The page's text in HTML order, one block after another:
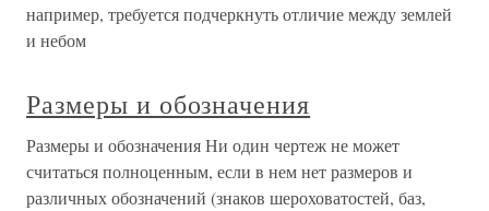
например, требуется подчеркнуть отличие между землей
и небом
Размеры и обозначения
Размеры и обозначения Ни один чертеж не может
считаться полноценным, если в нем нет размеров и
различных обозначений (знаков шероховатостей, баз,